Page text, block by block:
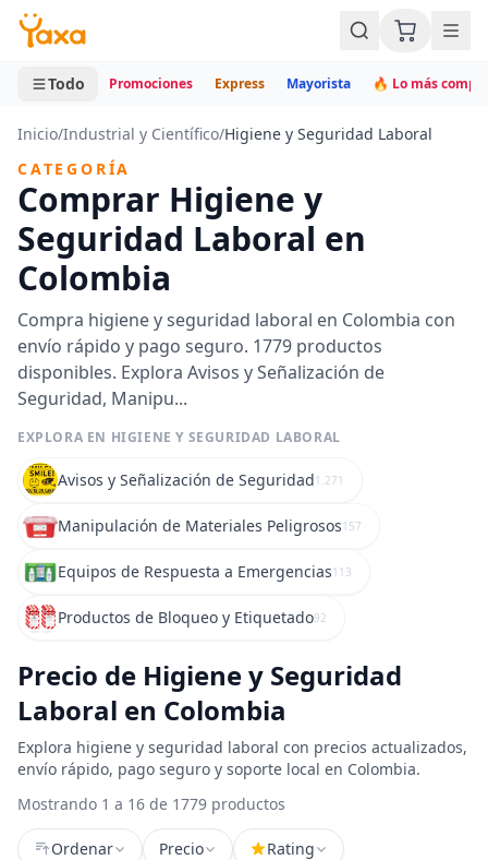
MINI CARRITO
0 productos
Todo Promociones Express Mayorista 🔥 Lo más
Inicio/Industrial y Científico/Higiene y Seguridad Laboral
CATEGORÍA
Comprar Higiene y
Seguridad Laboral en
Colombia
Compra higiene y seguridad laboral en Colombia con
envío rápido y pago seguro. 1779 productos
disponibles. Explora Avisos y Señalización de
Seguridad, Manipu...
EXPLORA EN HIGIENE Y SEGURIDAD LABORAL
Avisos y Señalización de Seguridad1.271
Manipulación de Materiales Peligrosos157
Equipos de Respuesta a Emergencias113
Productos de Bloqueo y Etiquetado92
Precio de Higiene y Seguridad
Laboral en Colombia
Explora higiene y seguridad laboral con precios actualizados,
envío rápido, pago seguro y soporte local en Colombia.
Mostrando 1 a 16 de 1779 productos
Ordenar Precio
Rating